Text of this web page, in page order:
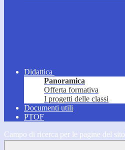
Didattica
Panoramica
Offerta formativa
I progetti delle classi
Documenti utili
PTOF
Campo di ricerca per le pagine del sito